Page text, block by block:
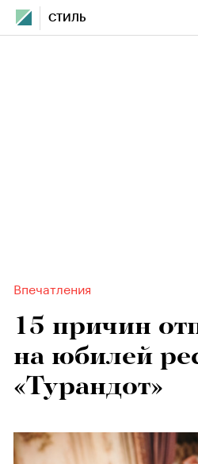
СТИЛЬ
Впечатления
15 причин
на юбилей
«Турандот»